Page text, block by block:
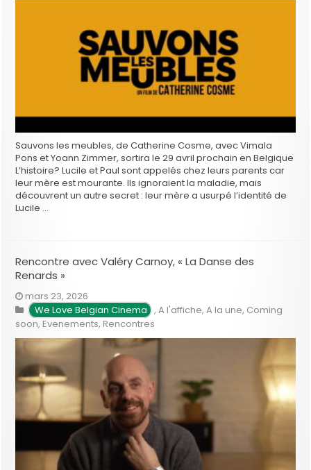
Sauvons les meubles, de Catherine Cosme, avec Vimala
Pons et Yoann Zimmer, sortira le 29 avril prochain en Belgique
L’histoire? Lucile et Paul sont appelés chez leurs parents car
leur mère est mourante. Ils ignoraient la maladie, mais
découvrent un autre secret : leur mère a usurpé l’identité de
Lucile …
Rencontre avec Valéry Carnoy, « La Danse des
Renards »
mars 23, 2026
We Love Belgian Cinema ,A l'affiche,A la une, Coming
soon, Evenements, Rencontres